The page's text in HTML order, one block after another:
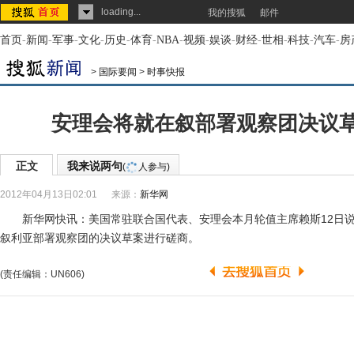
loading... 我的搜狐 邮件
首页-新闻-军事-文化-历史-体育-NBA-视频-娱谈-财经-世相-科技-汽车-房
> 国际要闻 > 时事快报
安理会将就在叙部署观察团决议
正文 我来说两句( 人参与)
2012年04月13日02:01 来源： 新华网
新华网快讯：美国常驻联合国代表、安理会本月轮值主席赖斯12日
叙利亚部署观察团的决议草案进行磋商。
(责任编辑：UN606)